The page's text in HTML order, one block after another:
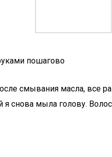
пошагово
смывания масла, все
снова мыла голову.